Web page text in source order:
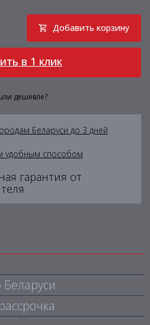
Добавить корзину
в 1 клик
дешевле?
Беларуси до 3 дней
удобным способом
гарантия от
Беларуси